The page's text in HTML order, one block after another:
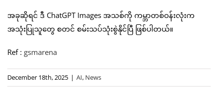
အခုဆိုရင် ဒီ ChatGPT Images အသစ်ကို ကမ္ဘာတစ်ဝန်းလုံးက
အသုံးပြုသူတွေ စတင် စမ်းသပ်သုံးစွဲနိုင်ပြီ ဖြစ်ပါတယ်။
Ref : gsmarena
December 18th, 2025 | AI, News